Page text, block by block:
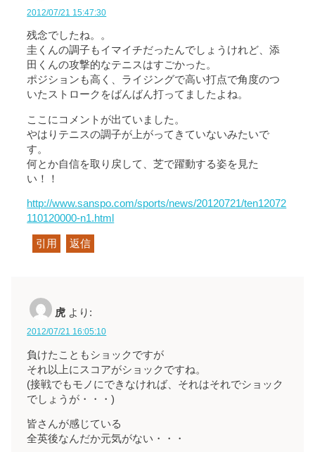
2012/07/21 15:47:30
残念でしたね。。
圭くんの調子もイマイチだったんでしょうけれど、添
田くんの攻撃的なテニスはすごかった。
ポジションも高く、ライジングで高い打点で角度のつ
いたストロークをばんばん打ってましたよね。
ここにコメントが出ていました。
やはりテニスの調子が上がってきていないみたいで
す。
何とか自信を取り戻して、芝で躍動する姿を見た
い！！
http://www.sanspo.com/sports/news/20120721/ten12072
110120000-n1.html
引用 返信
虎 より:
2012/07/21 16:05:10
負けたこともショックですが
それ以上にスコアがショックですね。
(接戦でもモノにできなければ、それはそれでショック
でしょうが・・・)
皆さんが感じている
全英後なんだか元気がない・・・